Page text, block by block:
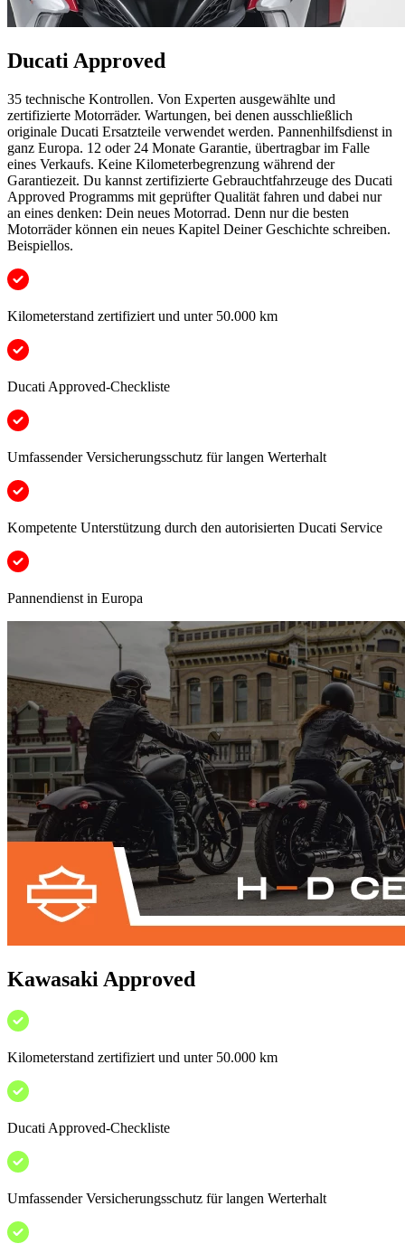
Ducati Approved
35 technische Kontrollen. Von Experten ausgewählte und
zertifizierte Motorräder. Wartungen, bei denen ausschließlich
originale Ducati Ersatzteile verwendet werden. Pannenhilfsdienst in
ganz Europa. 12 oder 24 Monate Garantie, übertragbar im Falle
eines Verkaufs. Keine Kilometerbegrenzung während der
Garantiezeit. Du kannst zertifizierte Gebrauchtfahrzeuge des Ducati
Approved Programms mit geprüfter Qualität fahren und dabei nur
an eines denken: Dein neues Motorrad. Denn nur die besten
Motorräder können ein neues Kapitel Deiner Geschichte schreiben.
Beispiellos.
Kilometerstand zertifiziert und unter 50.000 km
Ducati Approved-Checkliste
Umfassender Versicherungsschutz für langen Werterhalt
Kompetente Unterstützung durch den autorisierten Ducati Service
Pannendienst in Europa
Kawasaki Approved
Kilometerstand zertifiziert und unter 50.000 km
Ducati Approved-Checkliste
Umfassender Versicherungsschutz für langen Werterhalt